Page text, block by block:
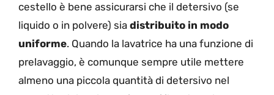
cestello è bene assicurarsi che il detersivo (se
liquido o in polvere) sia distribuito in modo
uniforme. Quando la lavatrice ha una funzione di
prelavaggio, è comunque sempre utile mettere
almeno una piccola quantità di detersivo nel